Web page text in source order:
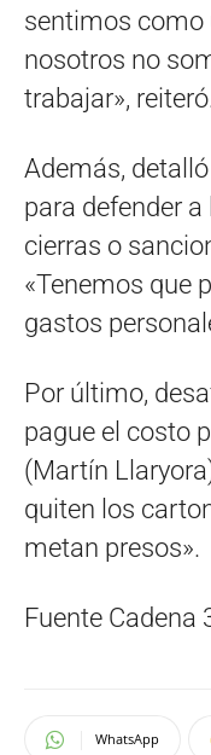
sentimos como
nosotros no
trabajar»,
Además,
para defender
cierras o
«Tenemos que
gastos
Por último,
pague el costo
(Martín
quiten los
metan presos».
Fuente Cadena
WhatsApp